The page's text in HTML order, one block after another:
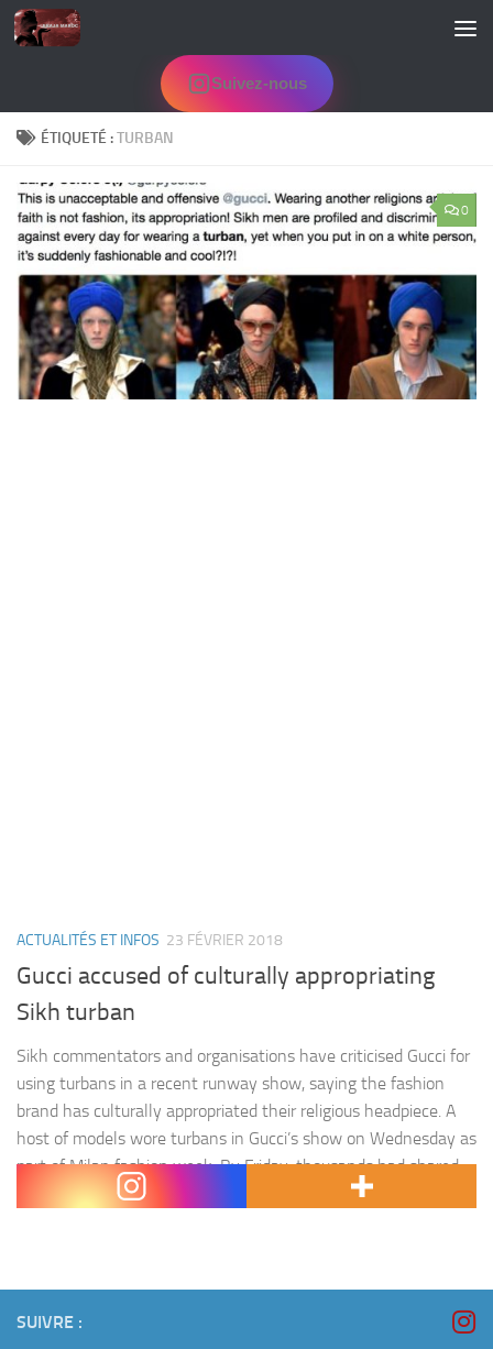
Skip to content
Suivez-nous
ÉTIQUETÉ :TURBAN
0
ACTUALITÉS ET INFOS 23 FÉVRIER 2018
Gucci accused of culturally appropriating
Sikh turban
Sikh commentators and organisations have criticised Gucci for
using turbans in a recent runway show, saying the fashion
brand has culturally appropriated their religious headpiece. A
host of models wore turbans in Gucci’s show on Wednesday as
part of Milan fashion week. By Friday, thousands had shared
messages of anger and disappointment that the brand…
SUIVRE :